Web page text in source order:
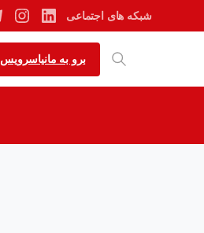
شبکه های اجتماعی
برو به مانیاسرویس